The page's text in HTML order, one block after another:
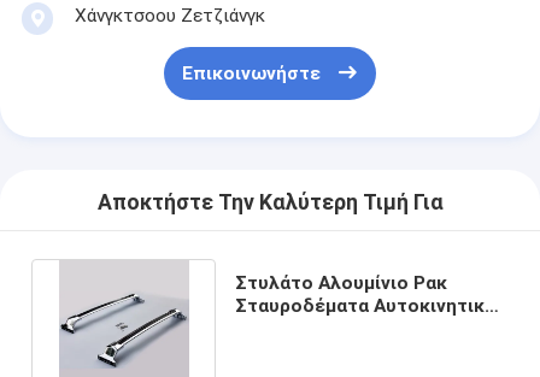
Χάνγκτσοου Ζετζιάνγκ
Επικοινωνήστε
Αποκτήστε Την Καλύτερη Τιμή Για
Στυλάτο Αλουμίνιο Ρακ
Σταυροδέματα Αυτοκινητικά